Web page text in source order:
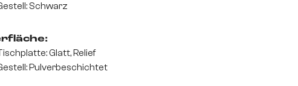
Schwarz
Glatt, Relief
Pulverbeschichtet